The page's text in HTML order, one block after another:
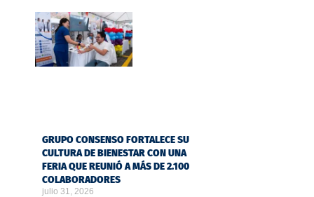
GRUPO CONSENSO FORTALECE SU
CULTURA DE BIENESTAR CON UNA
FERIA QUE REUNIÓ A MÁS DE 2.100
COLABORADORES
julio 31, 2026